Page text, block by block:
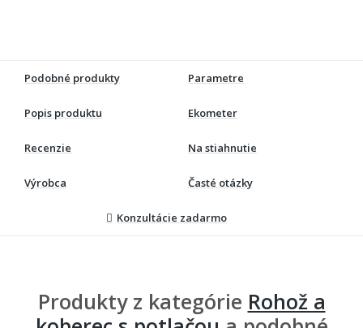
Podobné produkty Parametre
Popis produktu Ekometer
Recenzie Na stiahnutie
Výrobca Časté otázky
Konzultácie zadarmo
Produkty z kategórie Rohož a